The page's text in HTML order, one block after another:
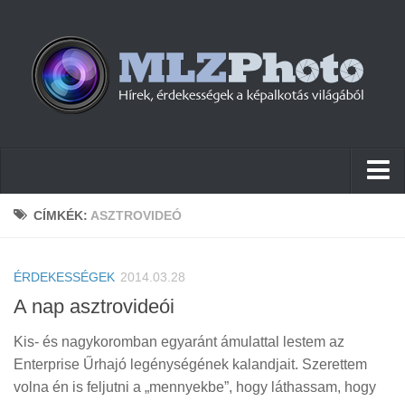
Hírek
Cikkek
Szoftver
Firmware
Tudástár
CÍMKÉK: ASZTROVIDEÓ
ÉRDEKESSÉGEK 2014.03.28
A nap asztrovideói
Kis- és nagykoromban egyaránt ámulattal lestem az
Enterprise Űrhajó legénységének kalandjait. Szerettem
volna én is feljutni a „mennyekbe”, hogy láthassam, hogy